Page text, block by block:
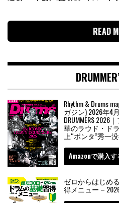
READ
Rhythm & Drums
ガジン) 2026年4月
DRUMMERS
華のラウド・ド
上“ポンタ”秀一没
Amazonで購入す
ゼロからはじめ
得メニュー –